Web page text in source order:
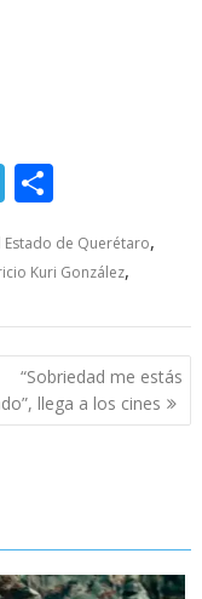
T
e
a
m
ar
Estado de Querétaro,
Kuri González,
“Sobriedad me estás
llega a los cines